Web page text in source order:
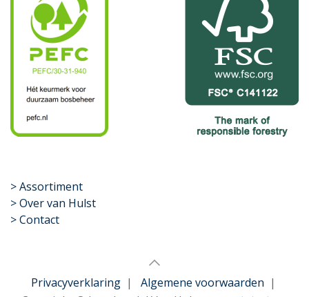
​>Assortiment
> Over van Hulst
> Contact
Privacyverklaring| Algemene voorwaarden |